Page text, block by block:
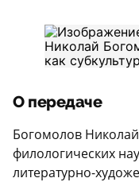
О передаче
Богомолов
филологических
литературно-